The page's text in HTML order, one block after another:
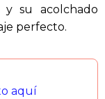
su acolchado
perfecto.
aquí